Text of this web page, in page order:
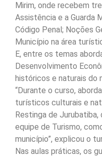
Mirim, onde recebem
Assistência e a Guarda
Código Penal; Noções
Município na área
E, entre os temas
Desenvolvimento
históricos e naturais do
“Durante o curso,
turísticos culturais e
Restinga de
equipe de Turismo,
município”, explicou o
Nas aulas práticas, os